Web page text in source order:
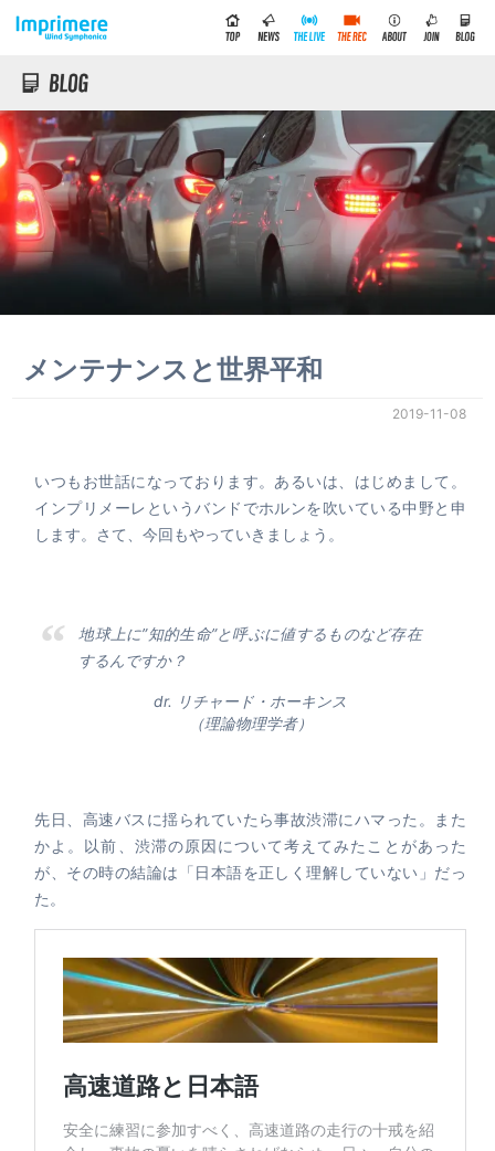
メンテナンスと世界平和
2019-11-08
いつもお世話になっております。あるいは、はじめまして。
インプリメーレというバンドでホルンを吹いている中野と申
します。さて、今回もやっていきましょう。
地球上に”知的生命”と呼ぶに値するものなど存在
するんですか？
dr. リチャード・ホーキンス
（理論物理学者）
先日、高速バスに揺られていたら事故渋滞にハマった。また
かよ。以前、渋滞の原因について考えてみたことがあった
が、その時の結論は「日本語を正しく理解していない」だっ
た。